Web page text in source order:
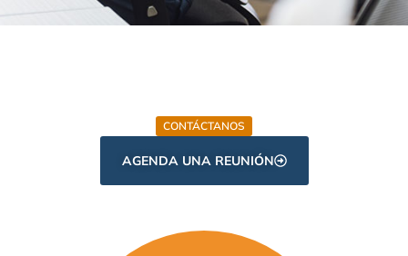
CONTÁCTANOS
AGENDA UNA REUNIÓN